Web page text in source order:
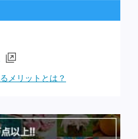
メリットとは？